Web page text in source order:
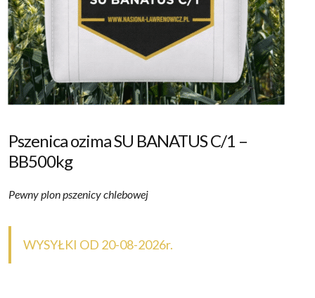
Kontakt
Pszenica ozima SU BANATUS C/1 –
BB500kg
WYSYŁKI OD 20-08-2026r.
Pewny plon pszenicy chlebowej